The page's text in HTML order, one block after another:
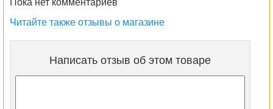
Пока нет комментариев
Читайте также отзывы о магазине
Написать отзыв об этом товаре